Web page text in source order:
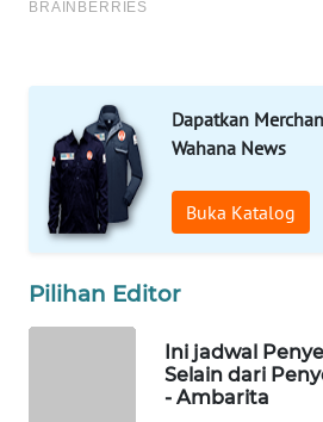
Dapatkan
Wahana News
Buka Katalog
Pilihan Editor
Ini jadwal
Selain dari
- Ambarita
KOPEKLIN
PORTAL
KONSUMEN
ALPERKLINAS